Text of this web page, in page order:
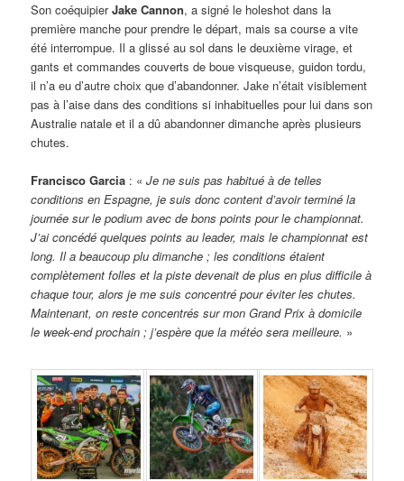
Son coéquipierJake Cannon, a signé le holeshot dans la
première manche pour prendre le départ, mais sa course a vite
été interrompue. Il a glissé au sol dans le deuxième virage, et
gants et commandes couverts de boue visqueuse, guidon tordu,
il n’a eu d’autre choix que d’abandonner. Jake n’était visiblement
pas à l’aise dans des conditions si inhabituelles pour lui dans son
Australie natale et il a dû abandonner dimanche après plusieurs
chutes.
Francisco Garcia : «Je ne suis pas habitué à de telles
conditions en Espagne, je suis donc content d’avoir terminé la
journée sur le podium avec de bons points pour le championnat.
J’ai concédé quelques points au leader, mais le championnat est
long. Il a beaucoup plu dimanche ; les conditions étaient
complètement folles et la piste devenait de plus en plus difficile à
chaque tour, alors je me suis concentré pour éviter les chutes.
Maintenant, on reste concentrés sur mon Grand Prix à domicile
le week-end prochain ; j’espère que la météo sera meilleure. »